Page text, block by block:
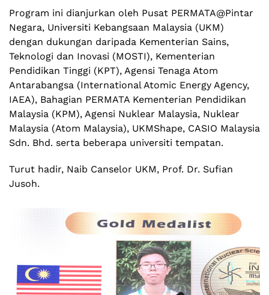
Program ini dianjurkan oleh Pusat PERMATA@Pintar
Negara, Universiti Kebangsaan Malaysia (UKM)
dengan dukungan daripada Kementerian Sains,
Teknologi dan Inovasi (MOSTI), Kementerian
Pendidikan Tinggi (KPT), Agensi Tenaga Atom
Antarabangsa (International Atomic Energy Agency,
IAEA), Bahagian PERMATA Kementerian Pendidikan
Malaysia (KPM), Agensi Nuklear Malaysia, Nuklear
Malaysia (Atom Malaysia), UKMShape, CASIO Malaysia
Sdn. Bhd. serta beberapa universiti tempatan.
Turut hadir, Naib Canselor UKM, Prof. Dr. Sufian
Jusoh.